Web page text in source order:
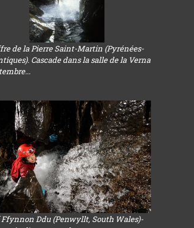
de la Pierre Saint-Martin (Pyrénées-
Cascade dans la salle de la Verna
Ffynnon Ddu (Penwyllt, South Wales)-